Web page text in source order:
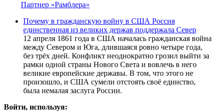
Партнер «Рамблера»
Почему в гражданскую войну в США Россия
единственная из великих держав поддержала Север
12 апреля 1861 года в США началась гражданская война
между Севером и Юга, длившаяся ровно четыре года,
без трёх дней. Конфликт неоднократно грозил выйти за
рамки одной страны Нового Света и вовлечь в него
великие европейские державы. В том, что этого не
произошло, и США сумели отстоять своё единство,
была немалая заслуга России.
Войти, используя: